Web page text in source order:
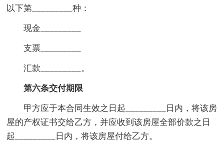
以下第_________种：
现金_________
支票_________
汇款_________。
第六条交付期限
甲方应于本合同生效之日起_________日内，将该房
屋的产权证书交给乙方，并应收到该房屋全部价款之日
起_________日内，将该房屋付给乙方。